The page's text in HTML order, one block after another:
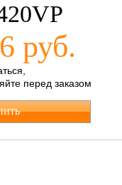
руб.
перед заказом